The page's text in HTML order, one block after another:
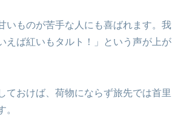
いものが苦手な人にも喜ばれます。我
えば紅いもタルト！」という声が上が
ておけば、荷物にならず旅先では首里
。